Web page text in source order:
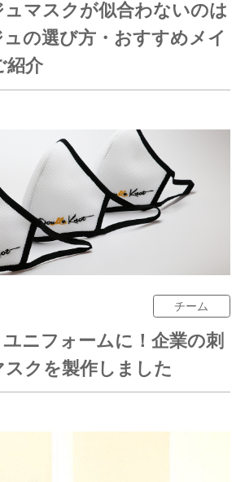
ュマスクが似合わないのは
の選び方・おすすめメイ
紹介
ニフォームに！企業の刺
クを製作しました
チーム